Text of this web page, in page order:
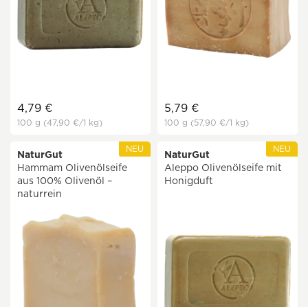
4,79 €
100 g (47,90 €/1 kg)
5,79 €
100 g (57,90 €/1 kg)
NEU
NaturGut
Hammam Olivenölseife
aus 100% Olivenöl –
naturrein
NEU
NaturGut
Aleppo Olivenölseife mit
Honigduft